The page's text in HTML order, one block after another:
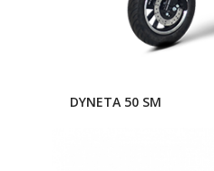
DYNETA 50 SM